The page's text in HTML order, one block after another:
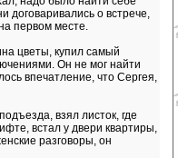
договаривались о встрече,
первом месте.
цветы, купил самый
Он не мог найти
впечатление, что Сергея,
взял листок, где
встал у двери квартиры,
разговоры, он